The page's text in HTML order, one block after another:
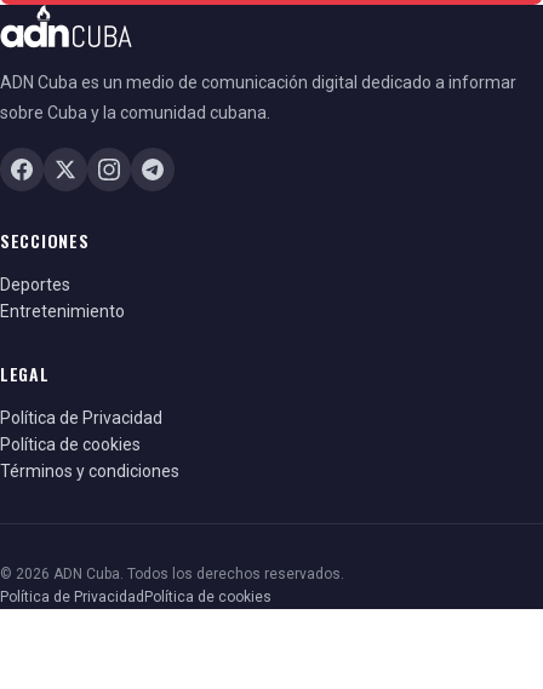
ADN Cuba es un medio de comunicación digital dedicado a informar
sobre Cuba y la comunidad cubana.
SECCIONES
Deportes
Entretenimiento
LEGAL
Política de Privacidad
Política de cookies
Términos y condiciones
© 2026 ADN Cuba. Todos los derechos reservados.
Política de Privacidad Política de cookies